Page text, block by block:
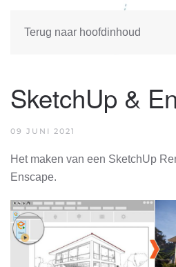
Terug naar hoofdinhoud
SketchUp &
09 JUNI 2021
Het maken van een SketchUp
Enscape.